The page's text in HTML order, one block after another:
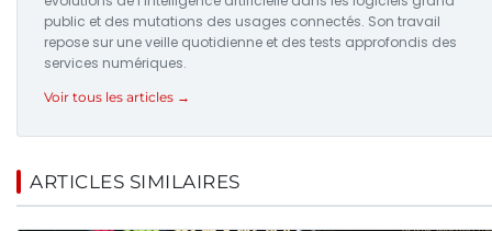
public et des mutations des usages connectés. Son travail
repose sur une veille quotidienne et des tests approfondis des
services numériques.
Voir tous les articles →
ARTICLES SIMILAIRES